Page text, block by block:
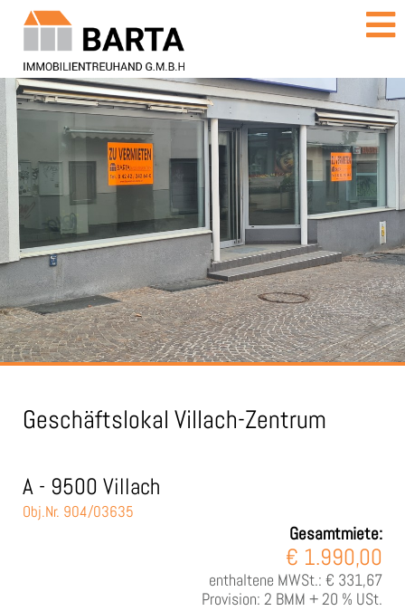
Geschäftslokal Villach-Zentrum
A - 9500 Villach
Obj.Nr. 904/03635
Gesamtmiete:
€ 1.990,00
enthaltene MWSt.: € 331,67
Provision: 2 BMM + 20 % USt.